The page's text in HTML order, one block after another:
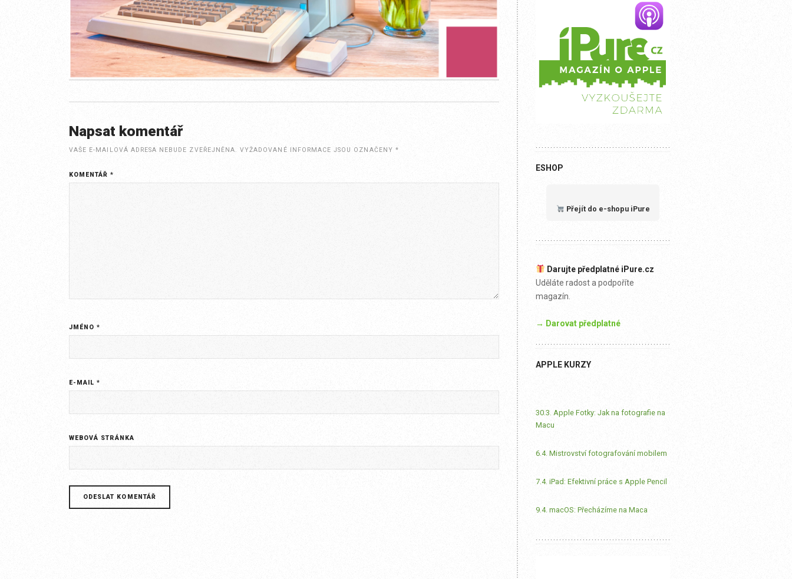
Napsat komentář
VAŠE E-MAILOVÁ ADRESA NEBUDE ZVEŘEJNĚNA. VYŽADOVANÉ INFORMACE JSOU OZNAČENY *
KOMENTÁŘ*
JMÉNO*
E-MAIL*
WEBOVÁ STRÁNKA
ESHOP
Přejít do e-shopu iPure
Darujte předplatné iPure.cz
Uděláte radost a podpoříte
magazín.
→ Darovat předplatné
APPLE KURZY
30.3. Apple Fotky: Jak na fotografie na
Macu
6.4. Mistrovství fotografování mobilem
7.4. iPad: Efektivní práce s Apple Pencil
9.4. macOS: Přecházíme na Maca